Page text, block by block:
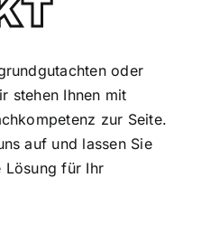
oder
stehen Ihnen mit
zur Seite.
auf und lassen Sie
Lösung für Ihr